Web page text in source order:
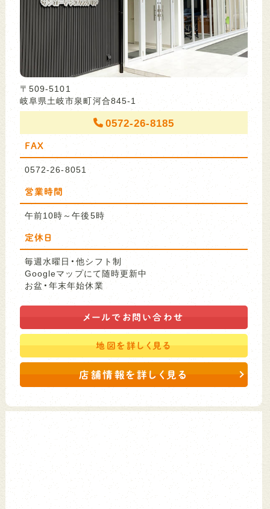
〒509-5101
岐阜県土岐市泉町河合845-1
0572-26-8185
FAX
0572-26-8051
営業時間
午前10時～午後5時
定休日
毎週水曜日・他シフト制
Googleマップにて随時更新中
お盆・年末年始休業
メールで お問い合わせ
地図を詳しく見る
店舗情報を詳しく見る